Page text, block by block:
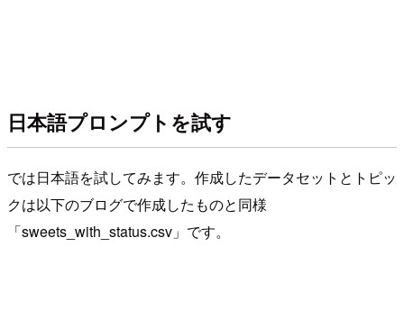
日本語プロンプトを試す
では日本語を試してみます。作成したデータセットとトピッ
クは以下のブログで作成したものと同様
「sweets_with_status.csv」です。